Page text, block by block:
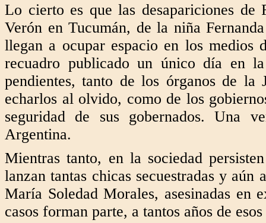
Lo cierto es que las desapariciones
Verón en Tucumán, de la niña
llegan a ocupar espacio en los medios
recuadro publicado un único día en
pendientes, tanto de los órganos de la
echarlos al olvido, como de los
seguridad de sus gobernados. Una
Argentina.
Mientras tanto, en la sociedad
lanzan tantas chicas secuestradas y
María Soledad Morales, asesinadas en
casos forman parte, a tantos años de